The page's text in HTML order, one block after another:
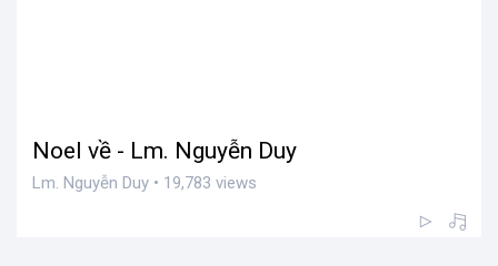
Noel về - Lm. Nguyễn Duy
Lm. Nguyễn Duy • 19,783 views